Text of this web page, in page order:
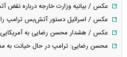
عکس / بیانیه وزارت خارجه درباره
عکس / اسرائیل دستور آتش‌بس ترامپ
عکس / هشدار محسن رضایی به
محسن رضایی: ترامپ در حال خیانت به